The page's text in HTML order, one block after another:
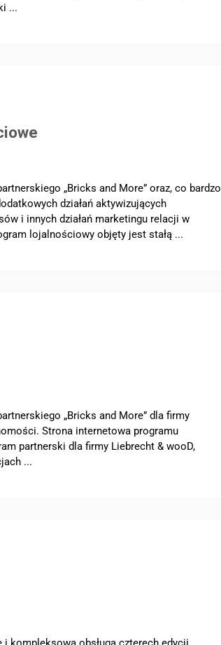
...
„Bricks and More” oraz, co bardzo
działań aktywizujących
i innych działań marketingu relacji w
lojalnościowy objęty jest stałą ...
„Bricks and More” dla firmy
Strona internetowa programu
partnerski dla firmy Liebrecht & wooD,
...